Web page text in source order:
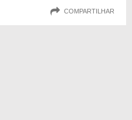
COMPARTILHAR